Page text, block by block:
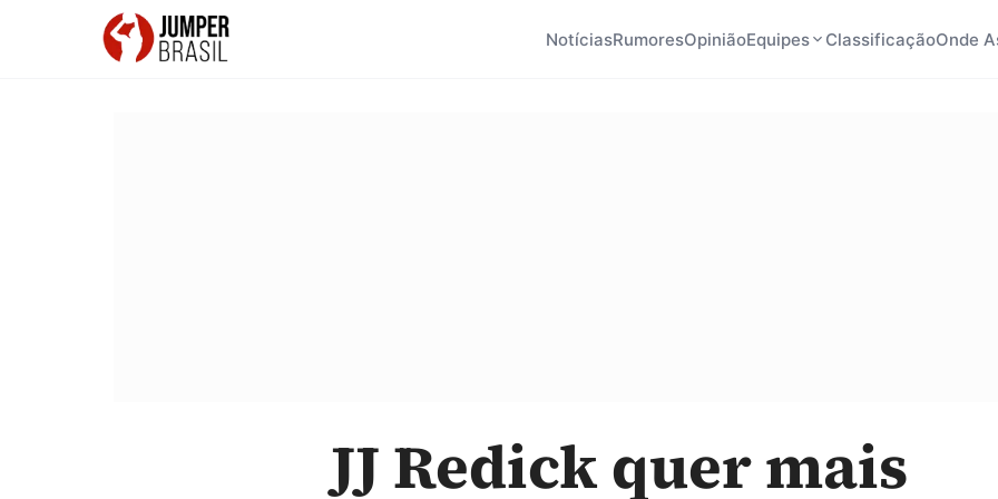
NotíciasRumoresOpiniãoEquipes ClassificaçãoOnde
JJ Redick quer mais